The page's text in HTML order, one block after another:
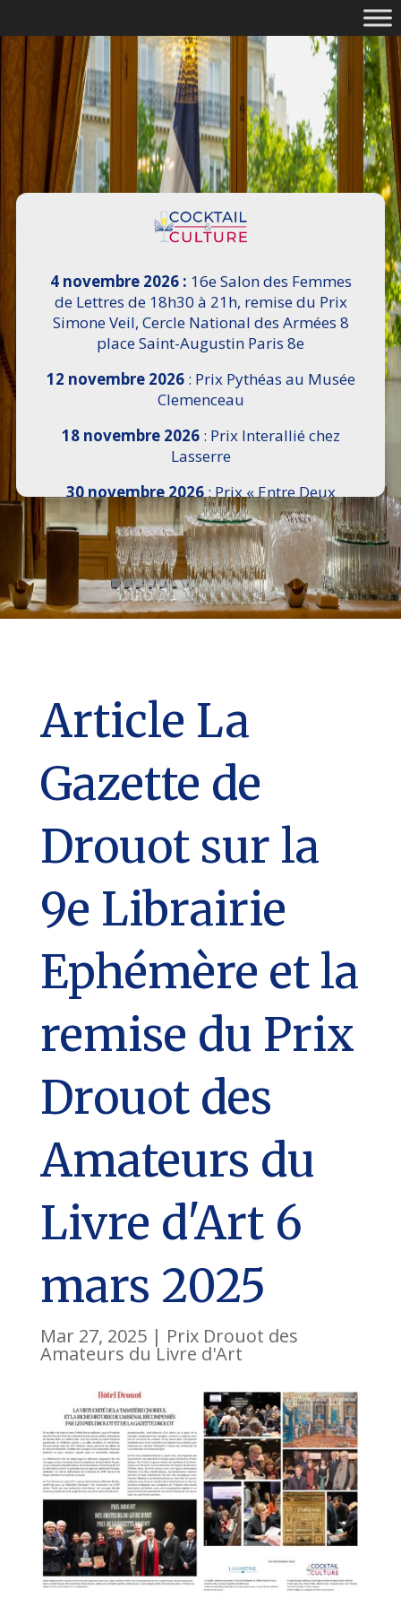
4 novembre 2026 : 16e Salon des Femmes
de Lettres de 18h30 à 21h, remise du Prix
Simone Veil, Cercle National des Armées 8
place Saint-Augustin Paris 8e
12 novembre 2026: Prix Pythéas au Musée
Clemenceau
18 novembre 2026: Prix Interallié chez
Lasserre
30 novembre 2026: Prix « Entre Deux
Rives » I Scemi Astutti au Sénat
7 décembre 2026 :16e Salon de l’Histoire de
18h30 à 21h, remise du Prix du Guesclin,
Cercle National des Armées 8 place Saint-
Augustin Paris 8e
Article La
Gazette de
Drouot sur la
9e Librairie
Ephémère et la
remise du Prix
Drouot des
Amateurs du
Livre d'Art 6
mars 2025
Mar 27, 2025| Prix Drouot des
Amateurs du Livre d'Art